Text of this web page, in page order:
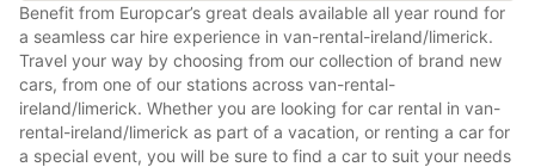
Benefit from Europcar’s great deals available all year round for
a seamless car hire experience in van-rental-ireland/limerick.
Travel your way by choosing from our collection of brand new
cars, from one of our stations across van-rental-
ireland/limerick. Whether you are looking for car rental in van-
rental-ireland/limerick as part of a vacation, or renting a car for
a special event, you will be sure to find a car to suit your needs